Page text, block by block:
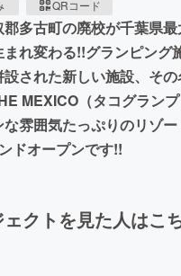
QRコード
多古町の廃校が千葉県
れ変わる!!グランピング
設された新しい施設、そ
MEXICO（タコグランプ
な雰囲気たっぷりのリゾ
ドオープンです!!
クトを見た人はこ